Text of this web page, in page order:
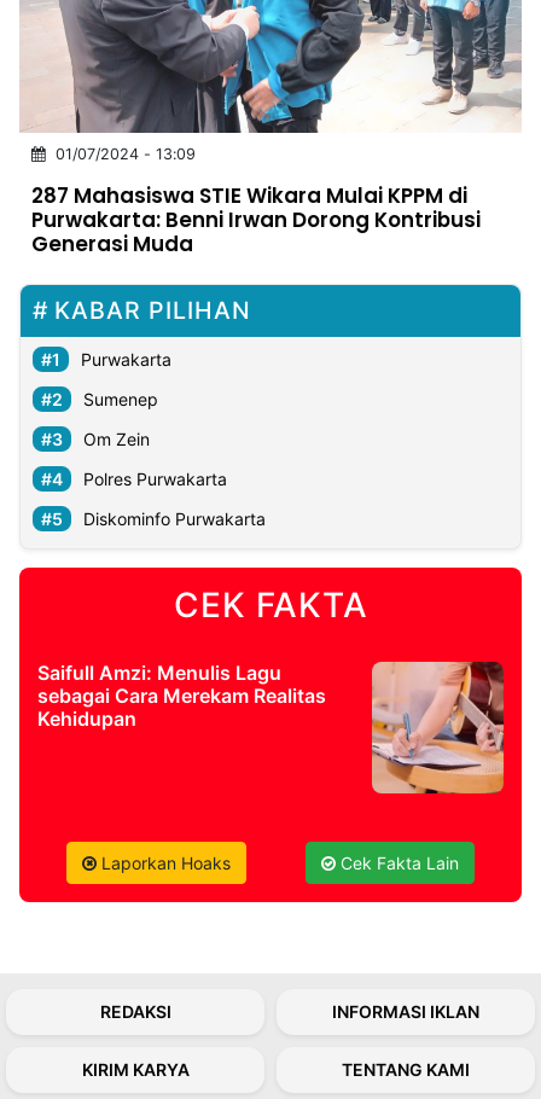
INDONESIA
Partner
NTB
Time
IDN
Jogja
Rakyat
News
Notice
Baru
Kabarbaru
Kabarbaru
01/07/2024 - 13:09
287 Mahasiswa STIE Wikara Mulai KPPM di
Purwakarta: Benni Irwan Dorong Kontribusi
Generasi Muda
KABAR PILIHAN
Purwakarta
Sumenep
Om Zein
Polres Purwakarta
Diskominfo Purwakarta
CEK FAKTA
Saifull Amzi: Menulis Lagu
sebagai Cara Merekam Realitas
Kehidupan
Laporkan Hoaks Cek Fakta Lain
REDAKSI INFORMASI IKLAN
KIRIM KARYA TENTANG KAMI